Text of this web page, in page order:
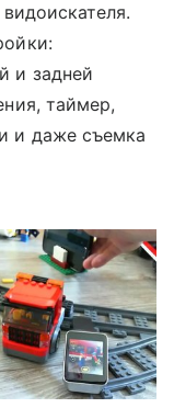
и задней
таймер,
и даже съемка